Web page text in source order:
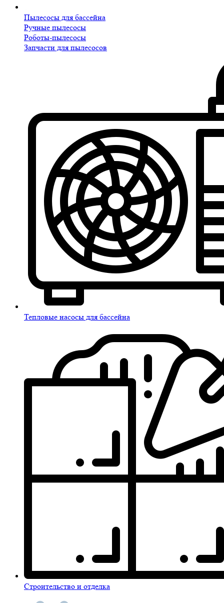
Пылесосы для бассейна
Ручные пылесосы
Роботы-пылесосы
Запчасти для пылесосов
Тепловые насосы для бассейна
Строительство и отделка